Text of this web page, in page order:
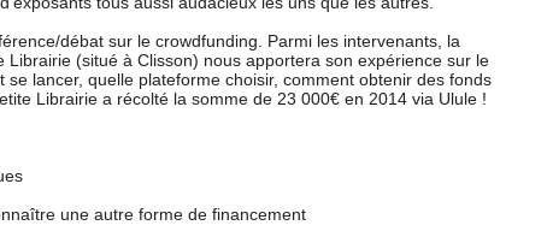
débat sur le crowdfunding. Parmi les intervenants, la
Librairie (situé à Clisson) nous apportera son expérience sur le
se lancer, quelle plateforme choisir, comment obtenir des fonds
Librairie a récolté la somme de 23 000€ en 2014 via Ulule !
une autre forme de financement